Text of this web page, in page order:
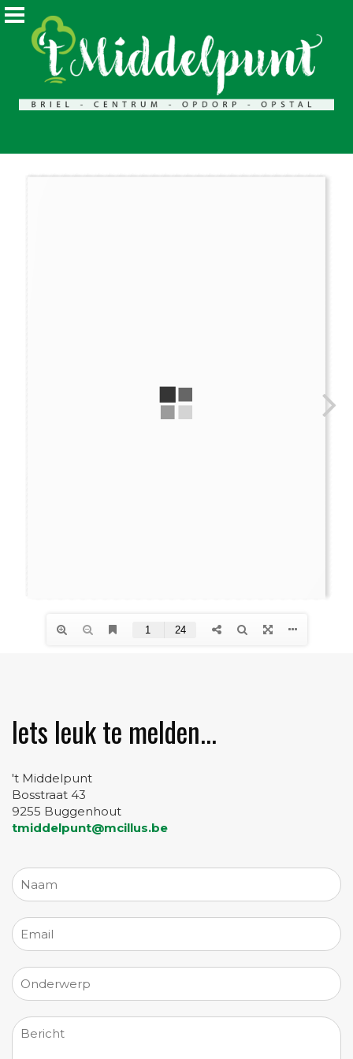
Iets leuk te melden...
't Middelpunt
Bosstraat 43
9255 Buggenhout
tmiddelpunt@mcillus.be